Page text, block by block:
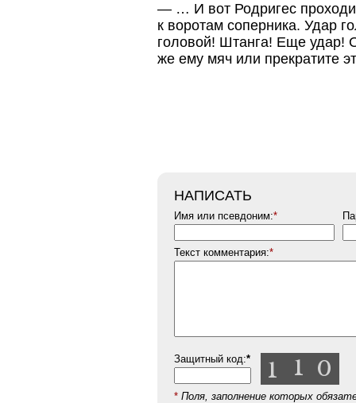
— … И вот Родригес
к воротам соперника. Удар
головой! Штанга! Еще удар!
же ему мяч или прекратите
НАПИСАТЬ
Имя или псевдоним:*
Текст комментария:*
Защитный код:*
* Поля, заполнение которых